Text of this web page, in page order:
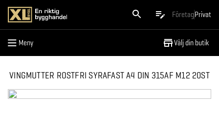
FöretagPrivat
Meny Välj din butik
Meny
VINGMUTTER ROSTFRI SYRAFAST A4 DIN 315AF M12 20ST